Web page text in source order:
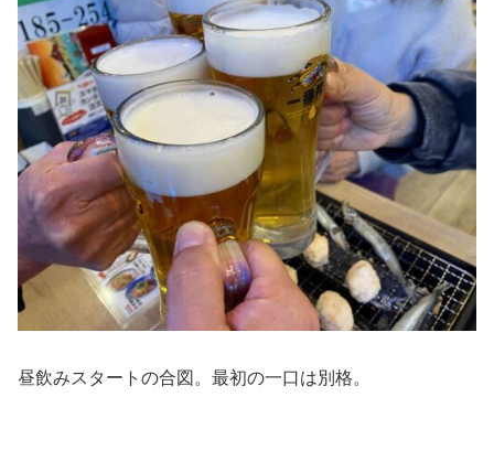
昼飲みスタートの合図。最初の一口は別格。